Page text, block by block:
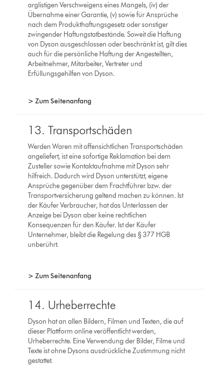
arglistigen Verschweigens eines Mangels, (iv) der
Übernahme einer Garantie, (v) sowie für Ansprüche
nach dem Produkthaftungsgesetz oder sonstiger
zwingender Haftungstatbestände. Soweit die Haftung
von Dyson ausgeschlossen oder beschränkt ist, gilt dies
auch für die persönliche Haftung der Angestellten,
Arbeitnehmer, Mitarbeiter, Vertreter und
Erfüllungsgehilfen von Dyson.
> Zum Seitenanfang
13. Transportschäden
Werden Waren mit offensichtlichen Transportschäden
angeliefert, ist eine sofortige Reklamation bei dem
Zusteller sowie Kontaktaufnahme mit Dyson sehr
hilfreich. Dadurch wird Dyson unterstützt, eigene
Ansprüche gegenüber dem Frachtführer bzw. der
Transportversicherung geltend machen zu können. Ist
der Käufer Verbraucher, hat das Unterlassen der
Anzeige bei Dyson aber keine rechtlichen
Konsequenzen für den Käufer. Ist der Käufer
Unternehmer, bleibt die Regelung des § 377 HGB
unberührt.
> Zum Seitenanfang
14. Urheberrechte
Dyson hat an allen Bildern, Filmen und Texten, die auf
dieser Plattform online veröffentlicht werden,
Urheberrechte. Eine Verwendung der Bilder, Filme und
Texte ist ohne Dysons ausdrückliche Zustimmung nicht
gestattet.